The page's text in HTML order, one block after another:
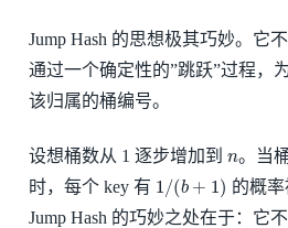
Jump Hash 的思想极其巧妙。它
通过一个确定性的”跳跃”过程，
该归属的桶编号。
设想桶数从 1 逐步增加到 。当
时，每个 key 有 1 /(b 1 )
的概率
Jump Hash 的巧妙之处在于：它